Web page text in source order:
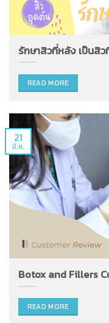
รักษาสิวที่หลัง เป็นสิ
READ MORE
Botox and Fillers
READ MORE
21
มิ.ย.